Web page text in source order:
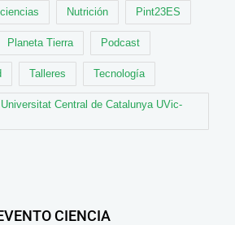
Nutrición Pint23ES
Planeta Tierra Podcast
Talleres Tecnología
Central de Catalunya UVic-
CIENCIA